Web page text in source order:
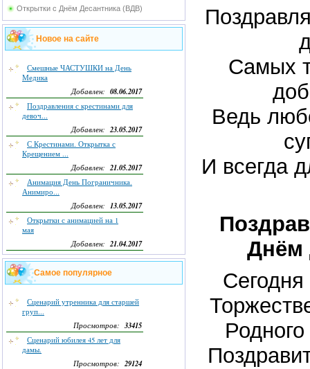
Открытки с Днём Десантника (ВДВ)
Новое на сайте
Смешные ЧАСТУШКИ на День
Медика
Добавлен: 08.06.2017
Поздравления с крестинами для
девоч...
Добавлен:23.05.2017
С Крестинами. Открытка с
Крещением ...
Добавлен:21.05.2017
Анимация День Пограничника.
Анимиро...
Добавлен: 13.05.2017
Открытки с анимацией на 1
мая
Добавлен:21.04.2017
Самое популярное
Сценарий утренника для старшей
груп...
Просмотров: 33415
Сценарий юбилея 45 лет для
дамы.
Просмотров:29124
Самых
Ведь
И всегда
Днём